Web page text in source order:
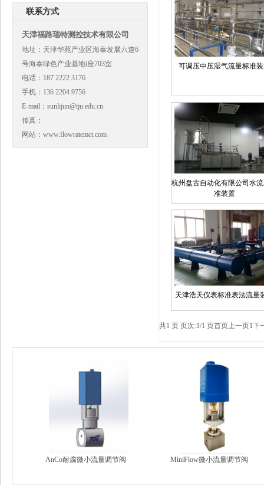
联系方式
天津福路瑞特测控技术有限公司
地址：天津华苑产业区海泰发展六道6
号海泰绿色产业基地i座703室
电话：187 2222 3176
手机：136 2204 9756
E-mail：sunlijun@tju.edu.cn
传真：
网站：www.flowratemct.com
可调压中压湿气流量标准
杭州盘古自动化有限公司水
准装置
天津浩天仪表标准表法流量
共1 页 页次:1/1 页首页上一页1下
AnCo耐腐微小流量调节阀 MiniFlow微小流量调节阀